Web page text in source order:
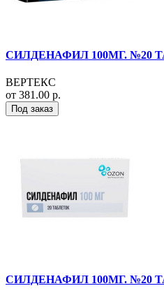
СИЛДЕНАФИЛ 100МГ. №20
ВЕРТЕКС
от 381.00 р.
Под заказ
СИЛДЕНАФИЛ 100МГ. №20